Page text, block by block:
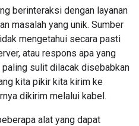
berinteraksi dengan layanan
masalah yang unik. Sumber
mengetahui secara pasti
atau respons apa yang
sulit dilacak disebabkan
kita pikir kita kirim ke
dikirim melalui kabel.
alat yang dapat